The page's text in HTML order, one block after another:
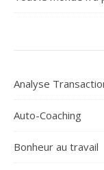
Analyse
Auto-Coaching
Bonheur au travail